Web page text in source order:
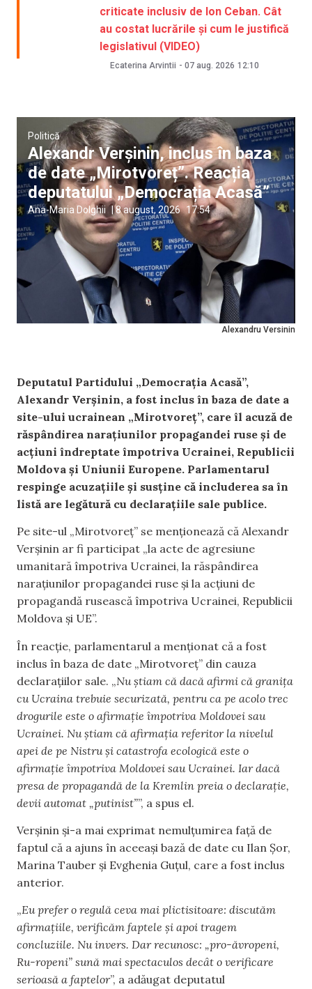
criticate inclusiv de Ion Ceban. Cât
au costat lucrările și cum le justifică
legislativul (VIDEO)
Ecaterina Arvintii - 07 aug. 2026 12:10
Alexandru Versinin
Politică
Alexandr Verșinin, inclus în baza
de date „Mirotvoreț”. Reacția
deputatului „Democrația Acasă”
Ana-Maria Dolghii |8 august, 2026 17:54
Deputatul Partidului „Democrația Acasă”,
Alexandr Verșinin, a fost inclus în baza de date a
site-ului ucrainean „Mirotvoreț”, care îl acuză de
răspândirea narațiunilor propagandei ruse și de
acțiuni îndreptate împotriva Ucrainei, Republicii
Moldova și Uniunii Europene. Parlamentarul
respinge acuzațiile și susține că includerea sa în
listă are legătură cu declarațiile sale publice.
Pe site-ul „Mirotvoreț” se menționează că Alexandr
Verșinin ar fi participat „la acte de agresiune
umanitară împotriva Ucrainei, la răspândirea
narațiunilor propagandei ruse și la acțiuni de
propagandă rusească împotriva Ucrainei, Republicii
Moldova și UE”.
În reacție, parlamentarul a menționat că a fost
inclus în baza de date „Mirotvoreț” din cauza
declarațiilor sale. „Nu știam că dacă afirmi că granița
cu Ucraina trebuie securizată, pentru ca pe acolo trec
drogurile este o afirmație împotriva Moldovei sau
Ucrainei. Nu știam că afirmația referitor la nivelul
apei de pe Nistru și catastrofa ecologică este o
afirmație împotriva Moldovei sau Ucrainei. Iar dacă
presa de propagandă de la Kremlin preia o declarație,
devii automat „putinist””, a spus el.
Verșinin și-a mai exprimat nemulțumirea față de
faptul că a ajuns în aceeași bază de date cu Ilan Șor,
Marina Tauber și Evghenia Guțul, care a fost inclus
anterior.
„Eu prefer o regulă ceva mai plictisitoare: discutăm
afirmațiile, verificăm faptele și apoi tragem
concluziile. Nu invers. Dar recunosc: „pro-ăvropeni,
Ru-ropeni” sună mai spectaculos decât o verificare
serioasă a faptelor”, a adăugat deputatul